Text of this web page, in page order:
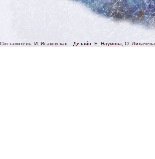
Составитель: И. Исаковская. Дизайн: Е. Наумова, О. Лихачева